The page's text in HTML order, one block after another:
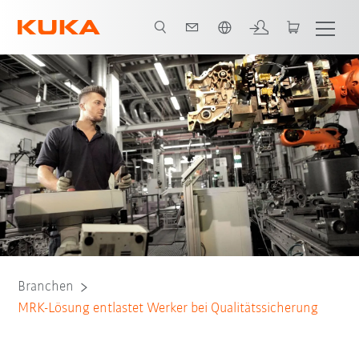
Alle System Partner
Branchen
MRK-Lösung entlastet Werker bei Qualitätssicherung